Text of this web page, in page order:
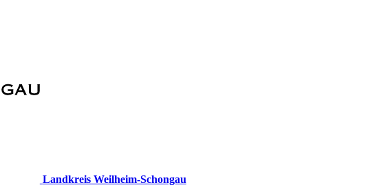
Landkreis Weilheim-Schongau